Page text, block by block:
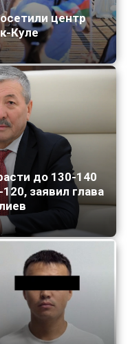
центр
Куле
до 130-140
заявил глава